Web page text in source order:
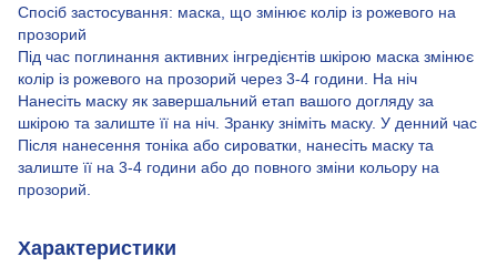
Спосіб застосування: маска, що змінює колір із рожевого на
прозорий
Під час поглинання активних інгредієнтів шкірою маска змінює
колір із рожевого на прозорий через 3-4 години. На ніч
Нанесіть маску як завершальний етап вашого догляду за
шкірою та залиште її на ніч. Зранку зніміть маску. У денний час
Після нанесення тоніка або сироватки, нанесіть маску та
залиште її на 3-4 години або до повного зміни кольору на
прозорий.
Характеристики